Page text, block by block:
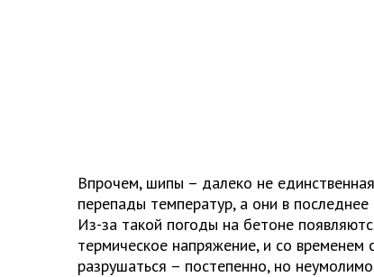
Впрочем, шипы – далеко не
перепады температур, а они в
Из-за такой погоды на бетоне
термическое напряжение, и со временем
разрушаться – постепенно, но